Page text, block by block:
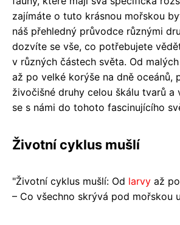
zajímáte o tuto krásnou mořskou
náš přehledný průvodce různými
dozvíte se vše, co potřebujete
v různých částech světa. Od
až po velké korýše na dně oceánů,
živočišné druhy celou škálu tvarů a
se s námi do tohoto fascinujícího
Životní cyklus mušlí
"Životní cyklus mušlí: Od larvy až
– Co všechno skrývá pod mořskou